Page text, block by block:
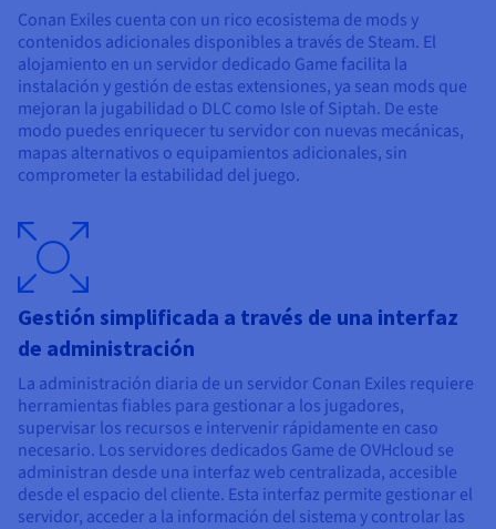
Conan Exiles cuenta con un rico ecosistema de mods y
contenidos adicionales disponibles a través de Steam. El
alojamiento en un servidor dedicado Game facilita la
instalación y gestión de estas extensiones, ya sean mods que
mejoran la jugabilidad o DLC como Isle of Siptah. De este
modo puedes enriquecer tu servidor con nuevas mecánicas,
mapas alternativos o equipamientos adicionales, sin
comprometer la estabilidad del juego.
Gestión simplificada a través de una interfaz
de administración
La administración diaria de un servidor Conan Exiles requiere
herramientas fiables para gestionar a los jugadores,
supervisar los recursos e intervenir rápidamente en caso
necesario. Los servidores dedicados Game de OVHcloud se
administran desde una interfaz web centralizada, accesible
desde el espacio del cliente. Esta interfaz permite gestionar el
servidor, acceder a la información del sistema y controlar las